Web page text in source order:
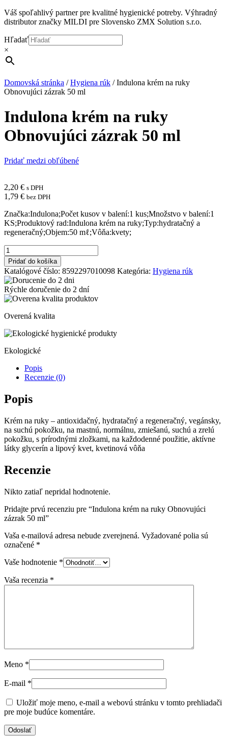
Váš spoľahlivý partner pre kvalitné hygienické potreby. Výhradný
distributor značky MILDI pre Slovensko ZMX Solution s.r.o.
Hľadať
×
Domovská stránka /Hygiena rúk /Indulona krém na ruky
Obnovujúci zázrak 50 ml
Indulona krém na ruky
Obnovujúci zázrak 50 ml
Pridať medzi obľúbené
2,20 € s DPH
1,79 € bez DPH
Značka:Indulona;Počet kusov v balení:1 kus;Množstvo v balení:1
KS;Produktový rad:Indulona krém na ruky;Typ:hydratačný a
regeneračný;Objem:50 mℓ;Vôňa:kvety;
množstvo
Indulona
krém
na
ruky
Obnovujúci
zázrak
50
Pridať do košíka
Katalógové číslo: 8592297010098 Kategória: Hygiena rúk
Rýchle doručenie do 2 dní
Overená kvalita
Ekologické
Popis
Recenzie (0)
Popis
Krém na ruky – antioxidačný, hydratačný a regeneračný, vegánsky,
na suchú pokožku, na mastnú, normálnu, zmiešanú, suchú a zrelú
pokožku, s prírodnými zložkami, na každodenné použitie, aktívne
látky glycerín a lipový kvet, kvetinová vôňa
Recenzie
Nikto zatiaľ nepridal hodnotenie.
Pridajte prvú recenziu pre “Indulona krém na ruky Obnovujúci
zázrak 50 ml”
Vaša e-mailová adresa nebude zverejnená. Vyžadované polia sú
označené *
Vaše hodnotenie *
Vaša recenzia *
Meno *
E-mail *
Uložiť moje meno, e-mail a webovú stránku v tomto prehliadači
pre moje budúce komentáre.